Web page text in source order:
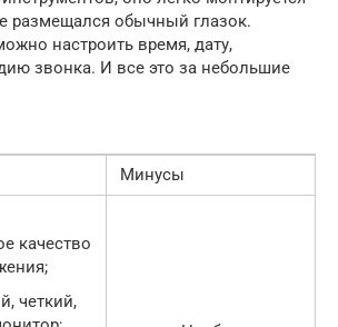
размещался обычный глазок.
настроить время, дату,
звонка. И все это за небольшие
Минусы
качество
четкий,